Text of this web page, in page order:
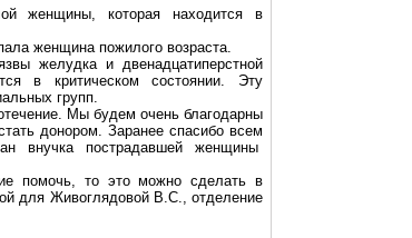
женщины, которая находится в
женщина пожилого возраста.
желудка и двенадцатиперстной
в критическом состоянии. Эту
групп.
Мы будем очень благодарны
донором. Заранее спасибо всем
внучка пострадавшей женщины
помочь, то это можно сделать в
для ЖивоглядовойВ.С., отделение